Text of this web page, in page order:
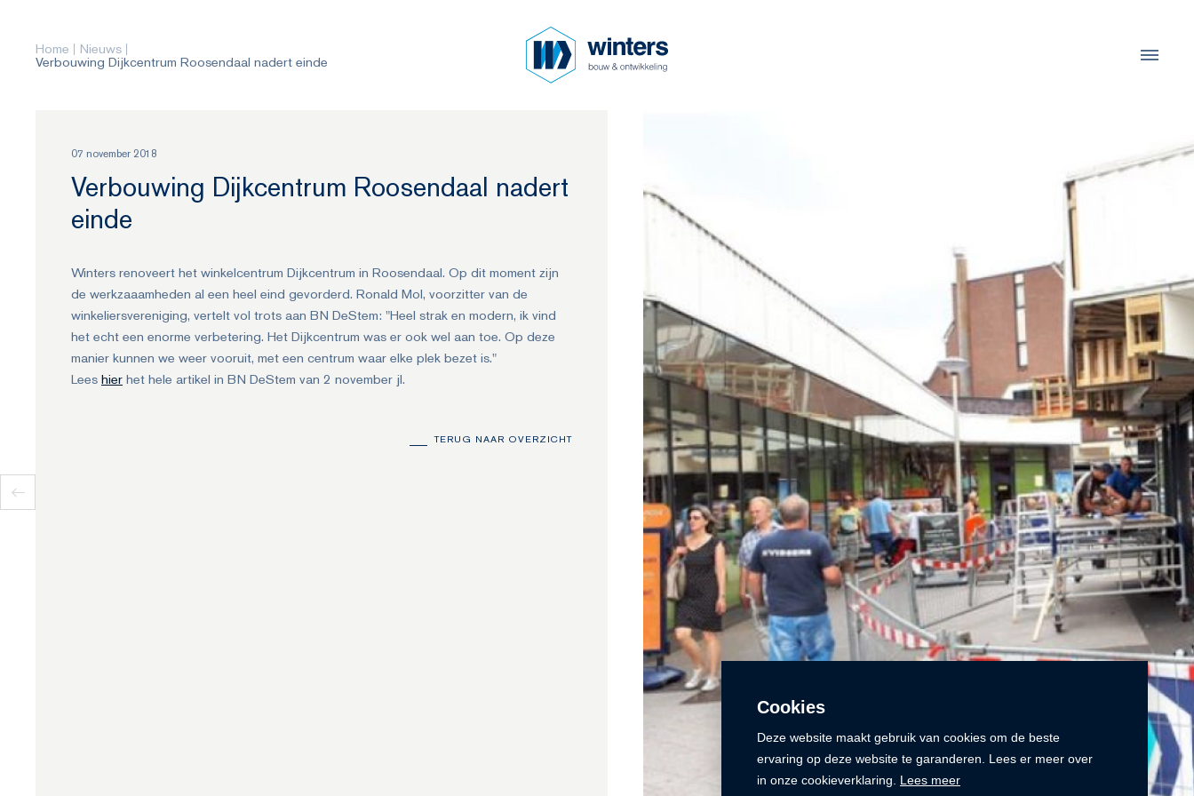
Cookies
Deze website maakt gebruik van cookies om de beste
ervaring op deze website te garanderen. Lees er meer over
in onze cookieverklaring. Lees meer
Home Nieuws
Verbouwing Dijkcentrum Roosendaal nadert einde
07 november 2018
Verbouwing Dijkcentrum Roosendaal nadert
einde
Winters renoveert het winkelcentrum Dijkcentrum in Roosendaal. Op dit moment zijn
de werkzaaamheden al een heel eind gevorderd. Ronald Mol, voorzitter van de
winkeliersvereniging, vertelt vol trots aan BN DeStem: "Heel strak en modern, ik vind
het echt een enorme verbetering. Het Dijkcentrum was er ook wel aan toe. Op deze
manier kunnen we weer vooruit, met een centrum waar elke plek bezet is."
Lees hier het hele artikel in BN DeStem van 2 november jl.
TERUG NAAR OVERZICHT